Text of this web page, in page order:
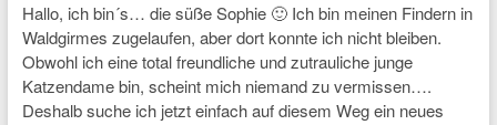
Hallo, ich bin´s… die süße Sophie 🙂 Ich bin meinen Findern in
Waldgirmes zugelaufen, aber dort konnte ich nicht bleiben.
Obwohl ich eine total freundliche und zutrauliche junge
Katzendame bin, scheint mich niemand zu vermissen….
Deshalb suche ich jetzt einfach auf diesem Weg ein neues